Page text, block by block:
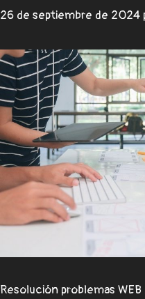
26 de septiembre de 2024
Resolución problemas